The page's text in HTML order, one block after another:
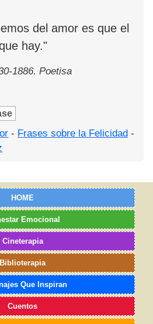
del amor es que el
hay."
1886. Poetisa
- Frases sobre la Felicidad -
HOME
Emocional
Cineterapia
Biblioterapia
Que Inspiran
Cuentos